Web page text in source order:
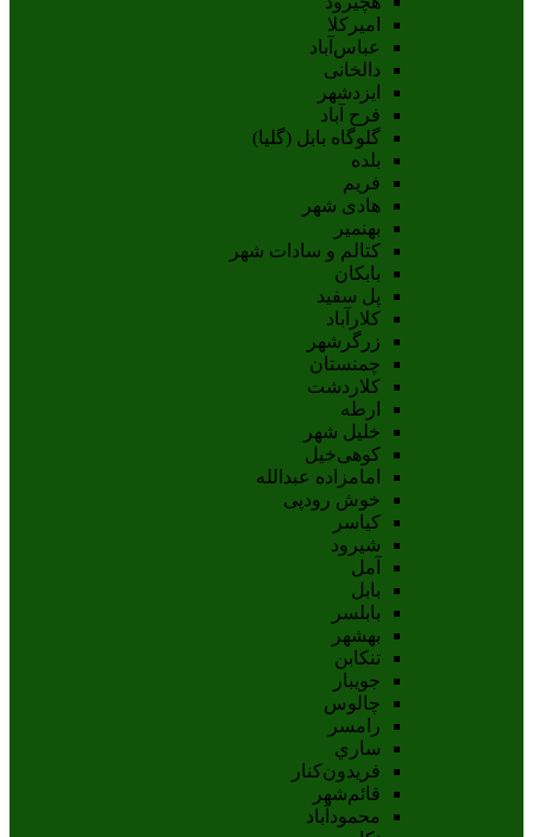
امیرکلا
عباس‌آباد
دالخانی
ایزدشهر
فرح آباد
گلوگاه بابل (گلیا)
بلده
فریم
هادی شهر
بهنمیر
کتالم و سادات شهر
بابکان
پل سفید
کلارآباد
زرگرشهر
چمنستان
کلاردشت
ارطه
خلیل شهر
کوهی‌خیل
امامزاده عبدالله
خوش رودپی
کیاسر
شیرود
آمل
بابل
بابلسر
بهشهر
تنکابن
جويبار
چالوس
رامسر
ساري
فريدون‌کنار
قائم‌شهر
محمودآباد